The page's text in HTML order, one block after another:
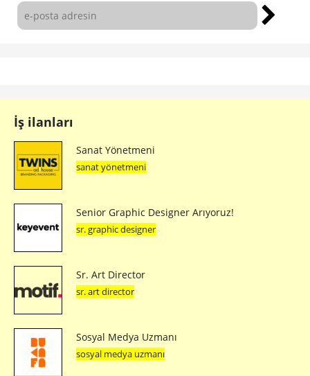
İş ilanları
Sanat Yönetmeni
sanat yönetmeni
Senior Graphic Designer Arıyoruz!
sr. graphic designer
Sr. Art Director
sr. art director
Sosyal Medya Uzmanı
sosyal medya uzmanı